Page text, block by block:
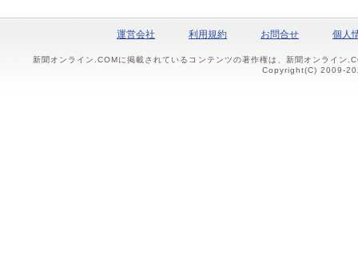
運営会社 利用規約 お問合せ 個人
新聞オンライン.COMに掲載されているコンテンツの著作権は、新聞オンライン
Copyright(C) 2009-